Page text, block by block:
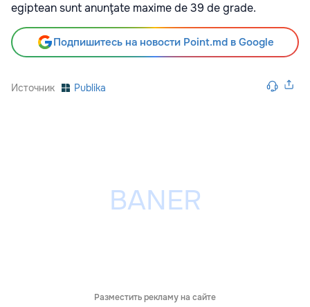
egiptean sunt anunţate maxime de 39 de grade.
Подпишитесь на новости Point.md в Google
Источник Publika
Разместить рекламу на сайте